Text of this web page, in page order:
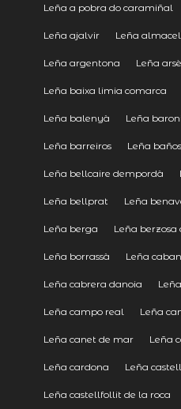
Leña a pobra do caramiñal
Leña ajalvir Leña
Leña argentona Leña
Leña baixa limia comarca
Leña balenyà Leña
Leña barreiros Leña
Leña bellcaire dempordà
Leña bellprat Leña
Leña berga Leña
Leña borrassà Leña
Leña cabrera danoia
Leña campo real Leña
Leña canet de mar Leña
Leña cardona Leña
Leña castellfollit de la roca